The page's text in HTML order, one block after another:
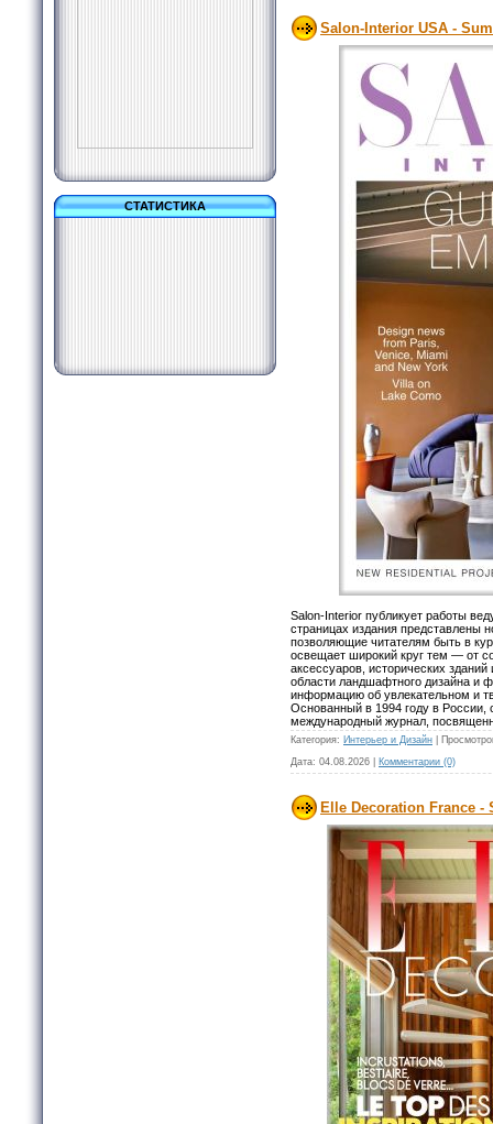
СТАТИСТИКА
Salon-Interior USA -
Salon-Interior публикует работы
страницах издания представлены
позволяющие читателям быть в
освещает широкий круг тем — от
аксессуаров, исторических
области ландшафтного дизайна и
информацию об увлекательном и
Основанный в 1994 году в России,
международный журнал,
Категория: Интерьер и Дизайн
Дата: 04.08.2026 Комментарии (0)
Elle Decoration France -